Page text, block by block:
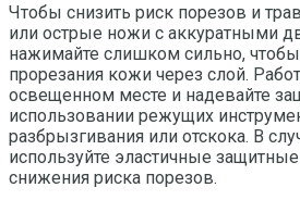
Чтобы снизить риск порезов и
или острые ножи с аккуратными
нажимайте слишком сильно,
прорезания кожи через слой.
освещенном месте и надевайте
использовании режущих
разбрызгивания или отскока. В
используйте эластичные
снижения риска порезов.